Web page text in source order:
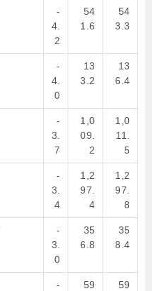
-
4.
2
54
1.6
54
3.3
-
4.
0
13
3.2
13
6.4
-
3.
7
1,0
09.
2
1,0
11.
5
-
3.
4
1,2
97.
4
1,2
97.
8
-
3.
0
35
6.8
35
8.4
-
59
59